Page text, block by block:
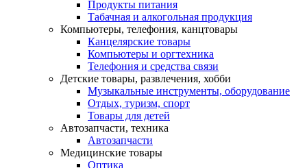
Продукты питания
Табачная и алкогольная продукция
Компьютеры, телефония, канцтовары
Канцелярские товары
Компьютеры и оргтехника
Телефония и средства связи
Детские товары, развлечения, хобби
Музыкальные инструменты, оборудование
Отдых, туризм, спорт
Товары для детей
Автозапчасти, техника
Автозапчасти
Медицинские товары
Оптика